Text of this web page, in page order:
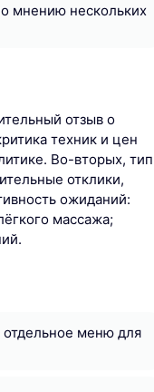
мнению нескольких
отзыв о
техник и цен
Во-вторых, тип
отклики,
ожиданий:
массажа;
отдельное меню для